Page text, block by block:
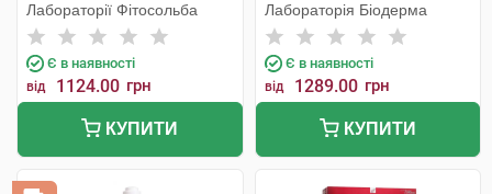
Лабораторії Фітосольба
Є в наявності
від 1124.00 грн
КУПИТИ
Лабораторія Біодерма
Є в наявності
від 1289.00 грн
КУПИТИ